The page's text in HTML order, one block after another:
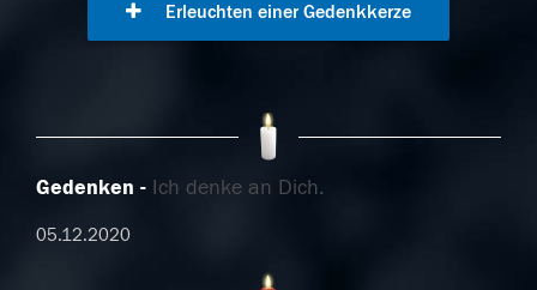
Erleuchten einer Gedenkkerze
Gedenken Ich denke an Dich.
05.12.2020